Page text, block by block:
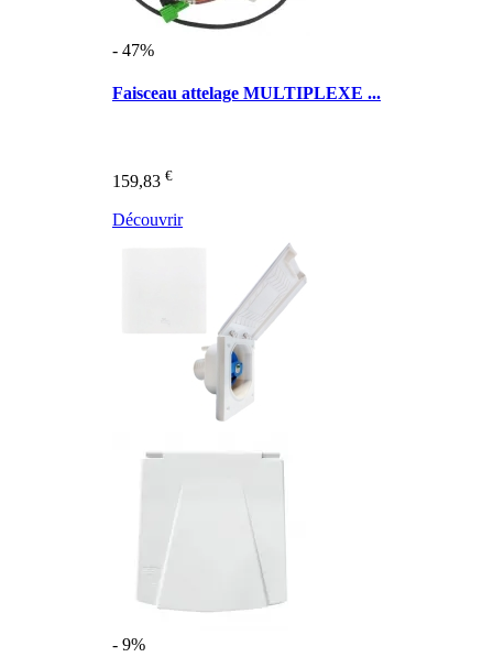
- 47%
Faisceau attelage MULTIPLEXE ...
159,83 €
Découvrir
- 9%